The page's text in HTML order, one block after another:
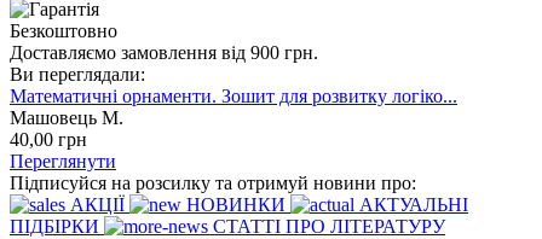
Безкоштовно
Доставляємо замовлення від 900 грн.
Ви переглядали:
Математичні орнаменти. Зошит для розвитку логіко...
Машовець М.
40,00 грн
Переглянути
Підписуйся на розсилку та отримуй новини про:
АКЦІЇ
НОВИНКИ
АКТУАЛЬНІ
ПІДБІРКИ
СТАТТІ ПРО ЛІТЕРАТУРУ